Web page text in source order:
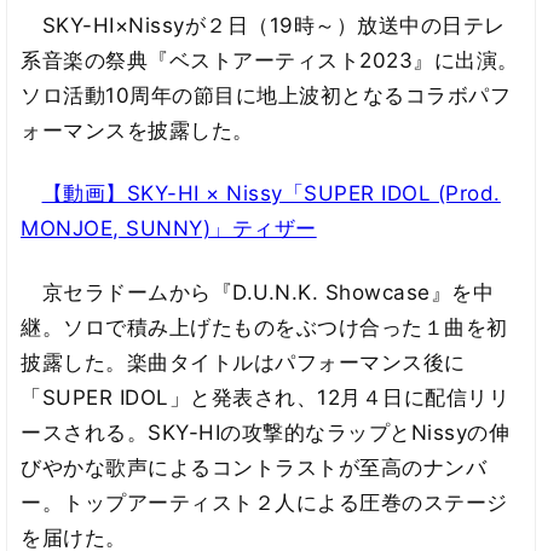
SKY-HI×Nissyが２日（19時～）放送中の日テレ
系音楽の祭典『ベストアーティスト2023』に出演。
ソロ活動10周年の節目に地上波初となるコラボパフ
ォーマンスを披露した。
【動画】SKY-HI × Nissy「SUPER IDOL (Prod.
MONJOE, SUNNY)」ティザー
京セラドームから『D.U.N.K. Showcase』を中
継。ソロで積み上げたものをぶつけ合った１曲を初
披露した。楽曲タイトルはパフォーマンス後に
「SUPER IDOL」と発表され、12月４日に配信リリ
ースされる。SKY-HIの攻撃的なラップとNissyの伸
びやかな歌声によるコントラストが至高のナンバ
ー。トップアーティスト２人による圧巻のステージ
を届けた。